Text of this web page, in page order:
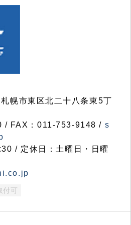
幌市東区北二十八条東5丁
/ FAX：011-753-9148 / s
/ 定休日：土曜日・日曜
付可